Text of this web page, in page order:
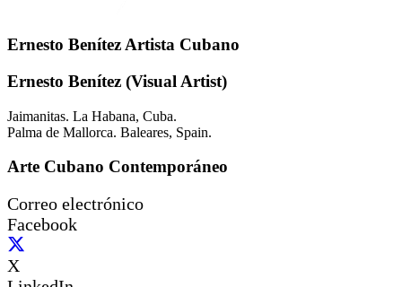
Ernesto Benítez Artista Cubano
Ernesto Benítez (Visual Artist)
Jaimanitas. La Habana, Cuba.
Palma de Mallorca. Baleares, Spain.
Arte Cubano Contemporáneo
Correo electrónico
Facebook
X